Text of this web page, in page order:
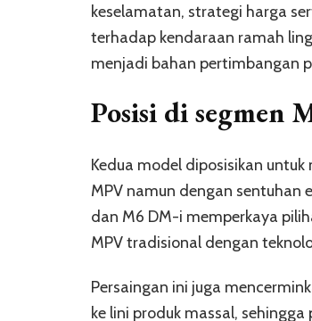
keselamatan, strategi harga
terhadap kendaraan ramah
menjadi bahan pertimbangan
Posisi di segmen
Kedua model diposisikan
MPV namun dengan sentuhan
dan M6 DM-i memperkaya
MPV tradisional dengan
Persaingan ini juga
ke lini produk massal,